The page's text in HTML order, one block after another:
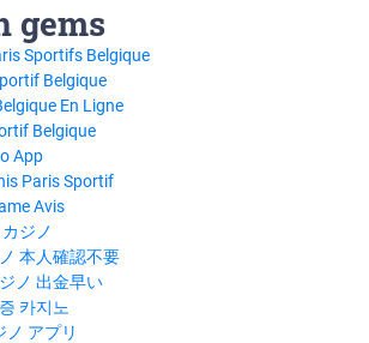
gems
Sportifs Belgique
Belgique
En Ligne
Belgique
App
Paris Sportif
Avis
ジノ
本人確認不要
ノ 出金早い
카지노
ノ アプリ